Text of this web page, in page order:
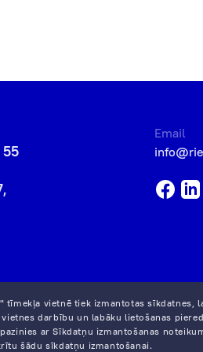
tīmekļa vietnē tiek izmantotas sīkdatnes,
darbību un labāku lietošanas
arSīkdatņu izmantošanas
šādu sīkdatņu izmantošanai.
55
Email